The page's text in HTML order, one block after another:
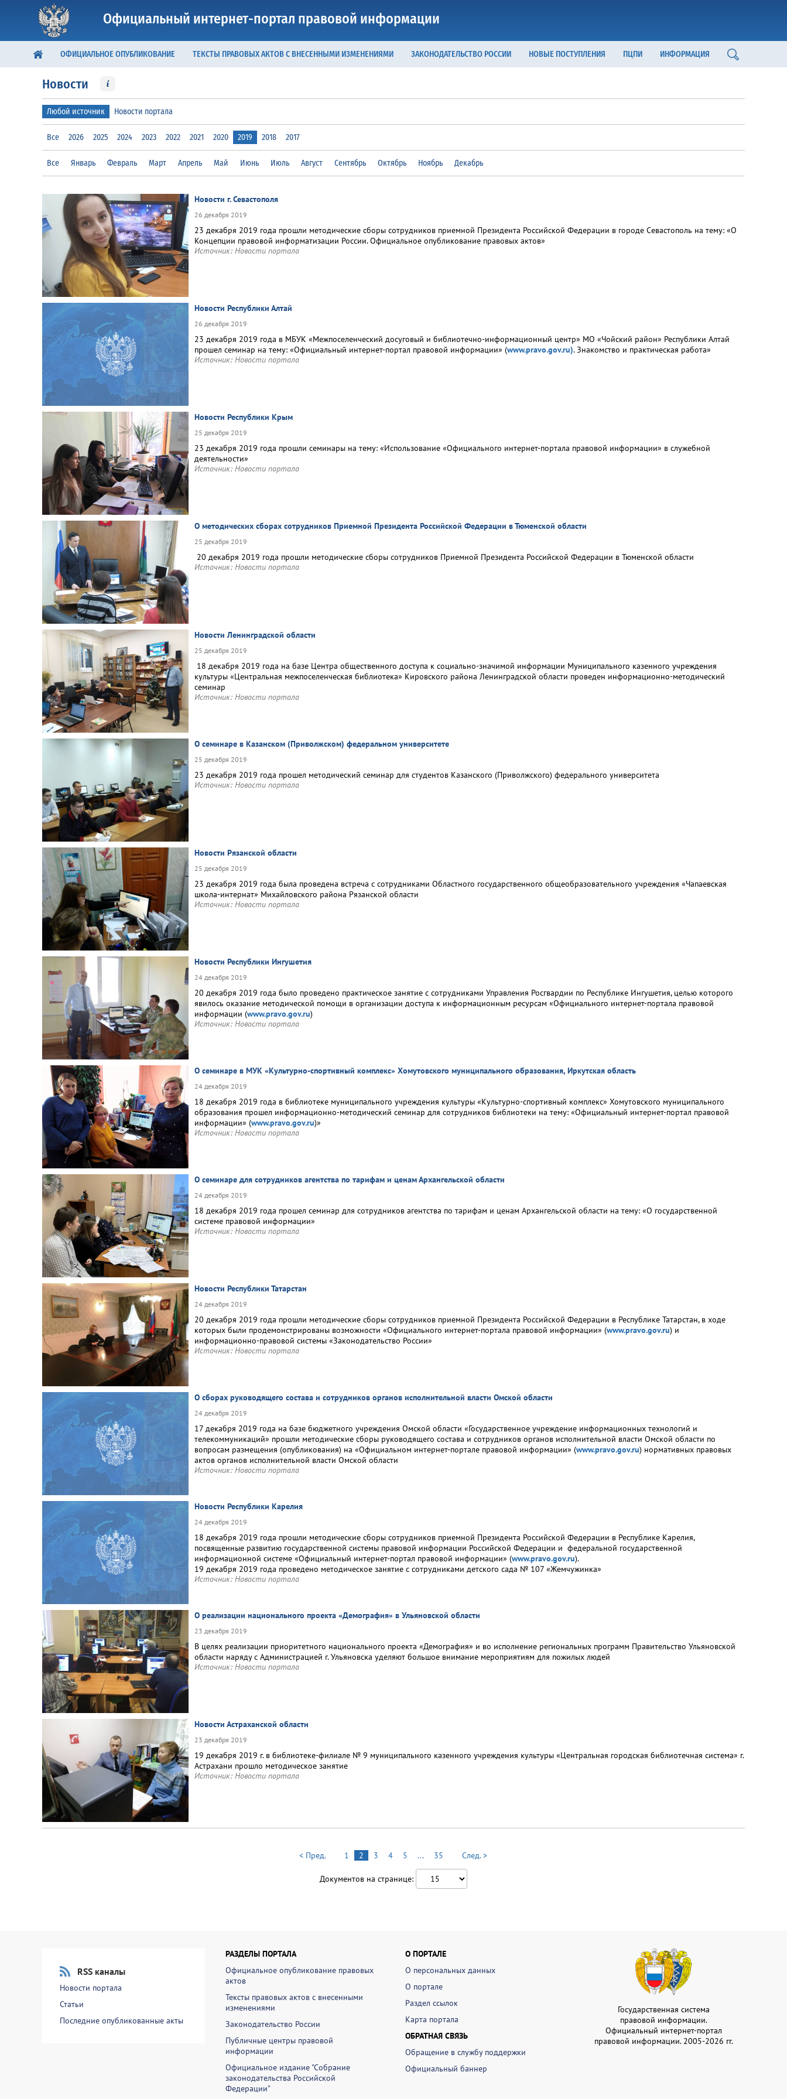
Официальный интернет-портал правовой информации
ОФИЦИАЛЬНОЕ ОПУБЛИКОВАНИЕ ТЕКСТЫ ПРАВОВЫХ АКТОВ С ВНЕСЕННЫМИ ИЗМЕНЕНИЯМИ ЗАКОНОДАТЕЛЬСТВО РОССИИ НОВЫЕ ПОСТУПЛЕНИЯ ПЦПИ ИНФОРМАЦИЯ
Новости
Любой источник Новости портала
Все 2026 2025 2024 2023 2022 2021 2020 2019 2018 2017
Все Январь Февраль Март Апрель Май Июнь Июль Август Сентябрь Октябрь Ноябрь Декабрь
Новости г. Севастополя
26 декабря 2019
23 декабря 2019 года прошли методические сборы сотрудников приемной Президента Российской Федерации в городе Севастополь на тему: «О
Концепции правовой информатизации России. Официальное опубликование правовых актов»
Источник: Новости портала
Новости Республики Алтай
26 декабря 2019
23 декабря 2019 года в МБУК «Межпоселенческий досуговый и библиотечно-информационный центр» МО «Чойский район» Республики Алтай
прошел семинар на тему: «Официальный интернет-портал правовой информации» (www.pravo.gov.ru). Знакомство и практическая работа»
Источник: Новости портала
Новости Республики Крым
25 декабря 2019
23 декабря 2019 года прошли семинары на тему: «Использование «Официального интернет-портала правовой информации» в служебной
деятельности»
Источник: Новости портала
О методических сборах сотрудников Приемной Президента Российской Федерации в Тюменской области
25 декабря 2019
20 декабря 2019 года прошли методические сборы сотрудников Приемной Президента Российской Федерации в Тюменской области
Источник: Новости портала
Новости Ленинградской области
25 декабря 2019
18 декабря 2019 года на базе Центра общественного доступа к социально-значимой информации Муниципального казенного учреждения
культуры «Центральная межпоселенческая библиотека» Кировского района Ленинградской области проведен информационно-методический
семинар
Источник: Новости портала
О семинаре в Казанском (Приволжском) федеральном университете
25 декабря 2019
23 декабря 2019 года прошел методический семинар для студентов Казанского (Приволжского) федерального университета
Источник: Новости портала
Новости Рязанской области
25 декабря 2019
23 декабря 2019 года была проведена встреча с сотрудниками Областного государственного общеобразовательного учреждения «Чапаевская
школа-интернат» Михайловского района Рязанской области
Источник: Новости портала
Новости Республики Ингушетия
24 декабря 2019
20 декабря 2019 года было проведено практическое занятие с сотрудниками Управления Росгвардии по Республике Ингушетия, целью которого
явилось оказание методической помощи в организации доступа к информационным ресурсам «Официального интернет-портала правовой
информации (www.pravo.gov.ru)
Источник: Новости портала
О семинаре в МУК «Культурно-спортивный комплекс» Хомутовского муниципального образования, Иркутская область
24 декабря 2019
18 декабря 2019 года в библиотеке муниципального учреждения культуры «Культурно-спортивный комплекс» Хомутовского муниципального
образования прошел информационно-методический семинар для сотрудников библиотеки на тему: «Официальный интернет-портал правовой
информации» (www.pravo.gov.ru)»
Источник: Новости портала
О семинаре для сотрудников агентства по тарифам и ценам Архангельской области
24 декабря 2019
18 декабря 2019 года прошел семинар для сотрудников агентства по тарифам и ценам Архангельской области на тему: «О государственной
системе правовой информации»
Источник: Новости портала
Новости Республики Татарстан
24 декабря 2019
20 декабря 2019 года прошли методические сборы сотрудников приемной Президента Российской Федерации в Республике Татарстан, в ходе
которых были продемонстрированы возможности «Официального интернет-портала правовой информации» (www.pravo.gov.ru) и
информационно-правовой системы «Законодательство России»
Источник: Новости портала
О сборах руководящего состава и сотрудников органов исполнительной власти Омской области
24 декабря 2019
17 декабря 2019 года на базе бюджетного учреждения Омской области «Государственное учреждение информационных технологий и
телекоммуникаций» прошли методические сборы руководящего состава и сотрудников органов исполнительной власти Омской области по
вопросам размещения (опубликования) на «Официальном интернет-портале правовой информации» (www.pravo.gov.ru) нормативных правовых
актов органов исполнительной власти Омской области
Источник: Новости портала
Новости Республики Карелия
24 декабря 2019
18 декабря 2019 года прошли методические сборы сотрудников приемной Президента Российской Федерации в Республике Карелия,
посвященные развитию государственной системы правовой информации Российской Федерации и федеральной государственной
информационной системе «Официальный интернет-портал правовой информации» (www.pravo.gov.ru).
19 декабря 2019 года проведено методическое занятие с сотрудниками детского сада № 107 «Жемчужинка»
Источник: Новости портала
О реализации национального проекта «Демография» в Ульяновской области
23 декабря 2019
В целях реализации приоритетного национального проекта «Демография» и во исполнение региональных программ Правительство Ульяновской
области наряду с Администрацией г. Ульяновска уделяют большое внимание мероприятиям для пожилых людей
Источник: Новости портала
Новости Астраханской области
23 декабря 2019
19 декабря 2019 г. в библиотеке-филиале № 9 муниципального казенного учреждения культуры «Центральная городская библиотечная система» г.
Астрахани прошло методическое занятие
Источник: Новости портала
< Пред. 1 2 3 4 5 ... 35 След. >
Документов на странице:
RSS каналы
Новости портала
Статьи
Последние опубликованные акты
РАЗДЕЛЫ ПОРТАЛА
Официальное опубликование правовых
актов
Тексты правовых актов с внесенными
изменениями
Законодательство России
Публичные центры правовой
информации
Официальное издание "Собрание
законодательства Российской
Федерации"
О ПОРТАЛЕ
О персональных данных
О портале
Раздел ссылок
Карта портала
ОБРАТНАЯ СВЯЗЬ
Обращение в службу поддержки
Официальный баннер
Государственная система
правовой информации.
Официальный интернет-портал
правовой информации. 2005-2026 гг.